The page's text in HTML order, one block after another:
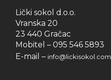
Lički sokol d.o.o.
Vranska 20
23 440 Gračac
Mobitel – 095 546 5893
E-mail – info@lickisokol.com